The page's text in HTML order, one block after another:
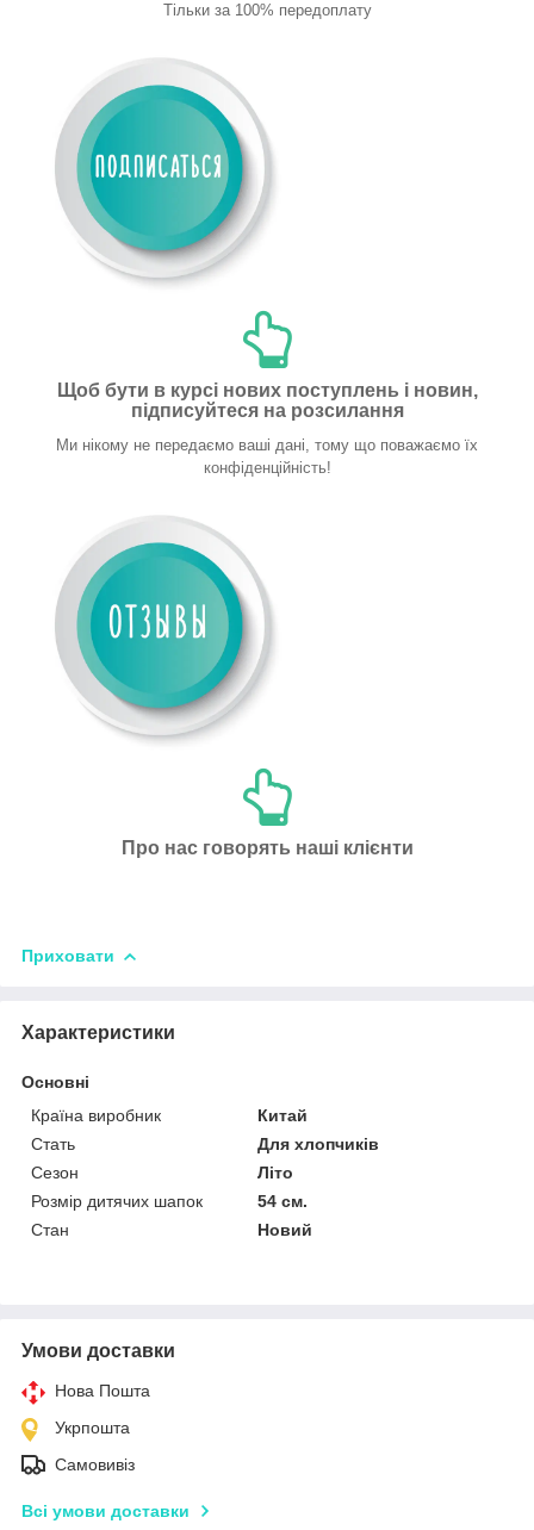
Тільки за 100% передоплату
Щоб бути в курсі нових поступлень і новин,
підписуйтеся на розсилання
Ми нікому не передаємо ваші дані, тому що поважаємо їх
конфіденційність!
Про нас говорять наші клієнти
Приховати
Характеристики
Основні
Країна виробник
Китай
Стать
Для хлопчиків
Сезон
Літо
Розмір дитячих шапок
54 см.
Стан
Новий
Умови доставки
Нова Пошта
Укрпошта
Самовивіз
Всі умови доставки